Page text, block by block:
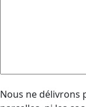
Nous ne délivrons